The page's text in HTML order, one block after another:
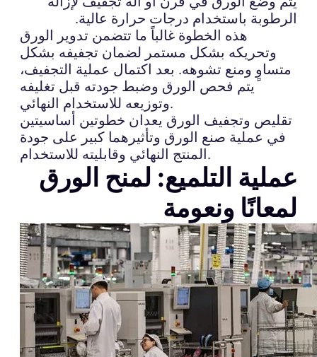
الرطوبة باستخدام درجات حرارة عالية.
هذه الخطوة غالباً ما تتضمن تدوير الورق
وتحريكه بشكل مستمر لضمان تجفيفه بشكل
متساوٍ ومنع تشوهه. بعد اكتمال عملية التجفيف،
يتم فحص الورق وضبط جودته قبل تغليفه
وتوزيعه للاستخدام النهائي.
تقليص وتجفيف الورق يعدان خطوتين أساسيتين
في عملية صنع الورق وتأثيرهما كبير على جودة
المنتج النهائي وقابليته للاستخدام.
عملية التلميع: لمنح الورق
لمعانًا ونعومة